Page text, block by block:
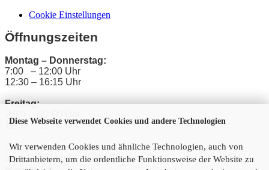
Diese Webseite verwendet Cookies und andere Technologien
Wir verwenden Cookies und ähnliche Technologien, auch von
Drittanbietern, um die ordentliche Funktionsweise der Website zu
Cookie Einstellungen
Öffnungszeiten
Montag – Donnerstag:
7:00 – 12:00 Uhr
12:30 – 16:15 Uhr
Freitag:
12:30 – 15:00 Uhr
Die Ladungszeiten enden
jeweils 15 Minuten früher!